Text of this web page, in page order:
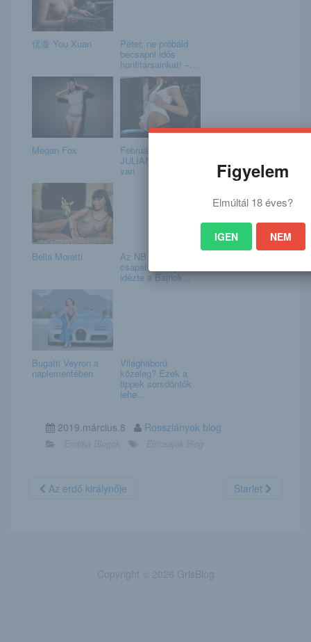
优璇 You Xuan Péter, ne próbáld
becsapni idős
honfitársainkat! –...
Megan Fox Február 16. –
JULIANNA napja
van
Bella Moretti Az NB II-es magyar
csapat csodáját
idézte a Bajnok...
Bugatti Veyron a
naplementében
Világháború
közeleg? Ezek a
tippek sorsdöntők
lehe...
2019.március.8 Rosszlányok blog
Az erdő királynője Starlet
Figyelem
Elmúltál 18 éves?
IGEN NEM